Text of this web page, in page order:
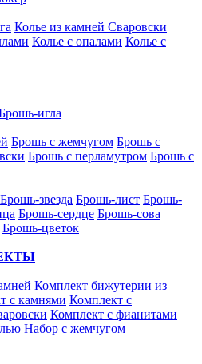
Колье из камней Сваровски
Колье с опалами Колье с
игла
Брошь с жемчугом Брошь с
Брошь с перламутром Брошь с
Брошь-звезда Брошь-лист Брошь-
Брошь-сердце Брошь-сова
Брошь-цветок
Комплект бижутерии из
с камнями Комплект с
Комплект с фианитами
Набор с жемчугом